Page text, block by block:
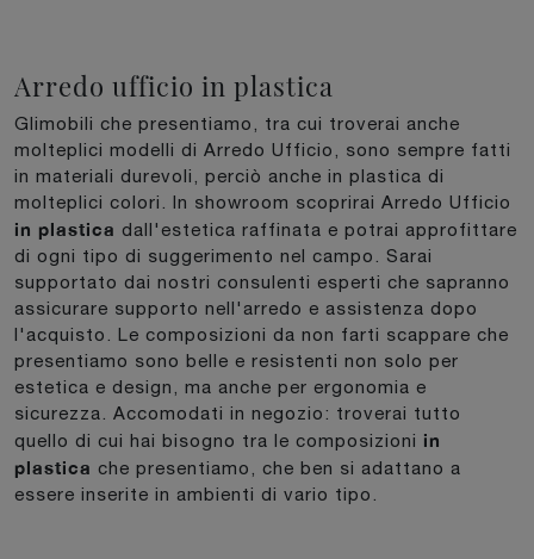
Arredo ufficio in plastica
Glimobili che presentiamo, tra cui troverai anche
molteplici modelli di Arredo Ufficio, sono sempre fatti
in materiali durevoli, perciò anche in plastica di
molteplici colori. In showroom scoprirai Arredo Ufficio
in plastica dall'estetica raffinata e potrai approfittare
di ogni tipo di suggerimento nel campo. Sarai
supportato dai nostri consulenti esperti che sapranno
assicurare supporto nell'arredo e assistenza dopo
l'acquisto. Le composizioni da non farti scappare che
presentiamo sono belle e resistenti non solo per
estetica e design, ma anche per ergonomia e
sicurezza. Accomodati in negozio: troverai tutto
quello di cui hai bisogno tra le composizioni in
plastica che presentiamo, che ben si adattano a
essere inserite in ambienti di vario tipo.